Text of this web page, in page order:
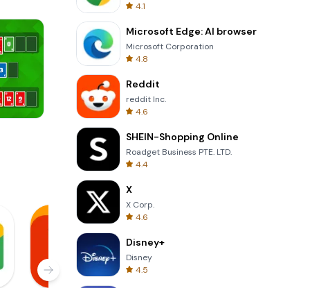
8 Ball Billiards Classic
4.1
Microsoft Edge: AI browser
Microsoft Corporation
4.8
Reddit
reddit Inc.
4.6
SHEIN-Shopping Online
Roadget Business PTE. LTD.
4.4
X
X Corp.
4.6
Disney+
Disney
4.5